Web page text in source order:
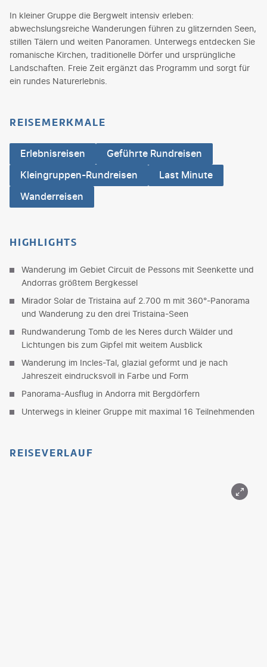
In kleiner Gruppe die Bergwelt intensiv erleben:
abwechslungsreiche Wanderungen führen zu glitzernden Seen,
stillen Tälern und weiten Panoramen. Unterwegs entdecken Sie
romanische Kirchen, traditionelle Dörfer und ursprüngliche
Landschaften. Freie Zeit ergänzt das Programm und sorgt für
ein rundes Naturerlebnis.
REISEMERKMALE
Erlebnisreisen
Geführte Rundreisen
Kleingruppen-Rundreisen
Last Minute
Wanderreisen
HIGHLIGHTS
Wanderung im Gebiet Circuit de Pessons mit Seenkette und
Andorras größtem Bergkessel
Mirador Solar de Tristaina auf 2.700 m mit 360°-Panorama
und Wanderung zu den drei Tristaina-Seen
Rundwanderung Tomb de les Neres durch Wälder und
Lichtungen bis zum Gipfel mit weitem Ausblick
Wanderung im Incles-Tal, glazial geformt und je nach
Jahreszeit eindrucksvoll in Farbe und Form
Panorama-Ausflug in Andorra mit Bergdörfern
Unterwegs in kleiner Gruppe mit maximal 16 Teilnehmenden
REISEVERLAUF